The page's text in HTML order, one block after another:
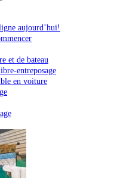
aujourd’hui!
et de bateau
entreposage
en voiture